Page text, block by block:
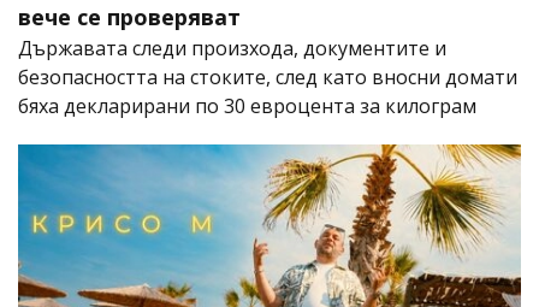
вече се проверяват
Държавата следи произхода, документите и
безопасността на стоките, след като вносни домати
бяха декларирани по 30 евроцента за килограм